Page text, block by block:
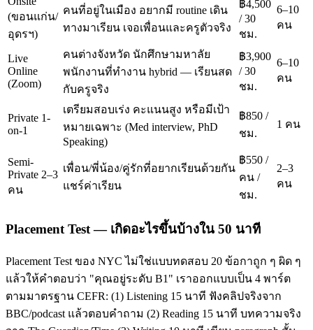
(ขอนแก่น/
อุดรฯ)
คนที่อยู่ในเมือง อยากมี routine เดิน
ทางมาเรียน เจอเพื่อนและครูตัวจริง
฿4,500
/ 30
ชม.
6–10
คน
Live
Online
(Zoom)
คนต่างจังหวัด นักศึกษามหาลัย
พนักงานที่ทำงาน hybrid — เรียนสด
กับครูจริง
฿3,900
/ 30
ชม.
6–10
คน
Private 1-
on-1
เตรียมสอบเร่ง คะแนนสูง หรือมีเป้า
หมายเฉพาะ (Med interview, PhD
Speaking)
฿850 /
ชม.
1 คน
Semi-
Private 2–3
คน
เพื่อน/พี่น้อง/คู่รักที่อยากเรียนด้วยกัน
แชร์ค่าเรียน
฿550 /
คน /
ชม.
2–3
คน
Placement Test — เกิดอะไรขึ้นบ้างใน 50 นาที
Placement Test ของ NYC ไม่ใช่แบบทดสอบ 20 ข้อกาถูก ๆ ผิด ๆ
แล้วให้คำตอบว่า "คุณอยู่ระดับ B1" เราออกแบบเป็น 4 พาร์ต
ตามมาตรฐาน CEFR: (1) Listening 15 นาที ฟังคลิปจริงจาก
BBC/podcast แล้วตอบคำถาม (2) Reading 15 นาที บทความจริง